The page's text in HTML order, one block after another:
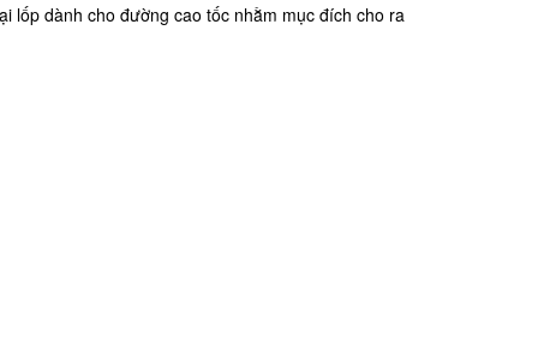
lốp dành cho đường cao tốc nhằm mục đích cho ra